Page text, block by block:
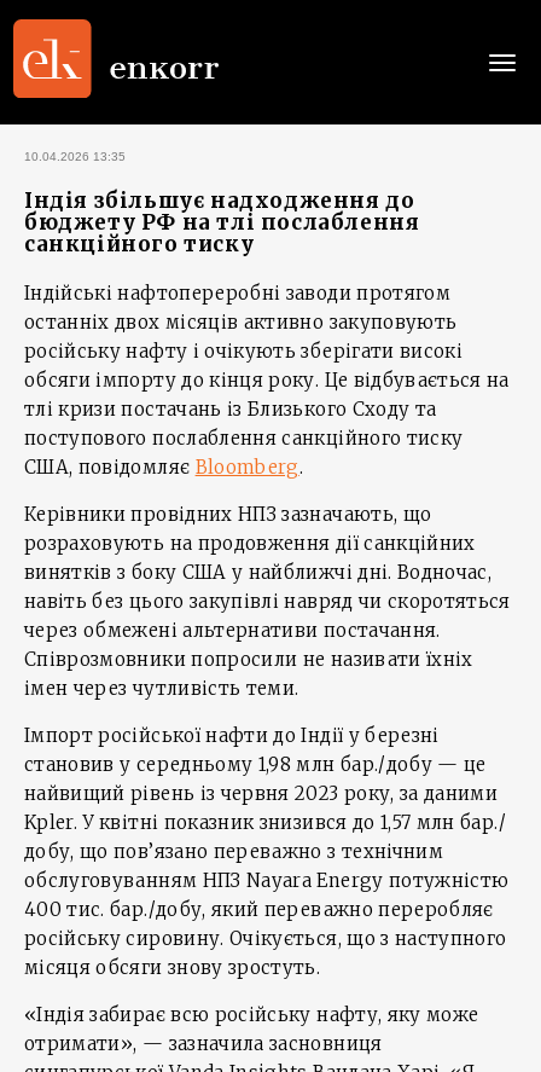
10.04.2026 13:35
Індія збільшує надходження до
бюджету РФ на тлі послаблення
санкційного тиску
Індійські нафтопереробні заводи протягом
останніх двох місяців активно закуповують
російську нафту і очікують зберігати високі
обсяги імпорту до кінця року. Це відбувається на
тлі кризи постачань із Близького Сходу та
поступового послаблення санкційного тиску
США, повідомляє Bloomberg.
Керівники провідних НПЗ зазначають, що
розраховують на продовження дії санкційних
винятків з боку США у найближчі дні. Водночас,
навіть без цього закупівлі навряд чи скоротяться
через обмежені альтернативи постачання.
Співрозмовники попросили не називати їхніх
імен через чутливість теми.
Імпорт російської нафти до Індії у березні
становив у середньому 1,98 млн бар./добу — це
найвищий рівень із червня 2023 року, за даними
Kpler. У квітні показник знизився до 1,57 млн бар./
добу, що пов’язано переважно з технічним
обслуговуванням НПЗ Nayara Energy потужністю
400 тис. бар./добу, який переважно переробляє
російську сировину. Очікується, що з наступного
місяця обсяги знову зростуть.
«Індія забирає всю російську нафту, яку може
отримати», — зазначила засновниця